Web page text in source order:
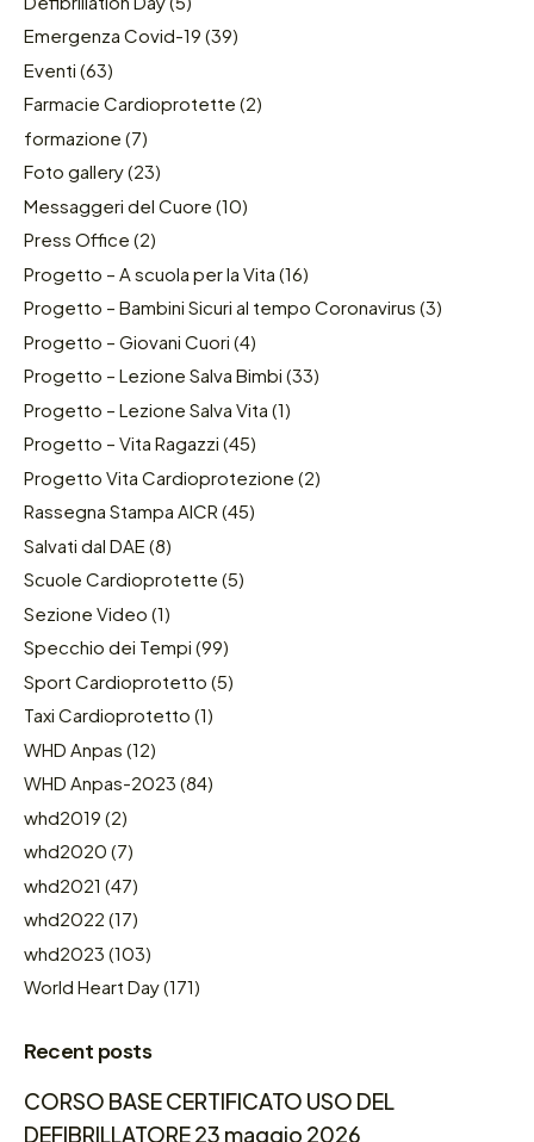
Emergenza Covid-19 (39)
Eventi (63)
Farmacie Cardioprotette (2)
formazione (7)
Foto gallery(23)
Messaggeri del Cuore (10)
Press Office (2)
Progetto – A scuola per la Vita (16)
Progetto – Bambini Sicuri al tempo Coronavirus (3)
Progetto – Giovani Cuori (4)
Progetto – Lezione Salva Bimbi (33)
Progetto – Lezione Salva Vita (1)
Progetto – Vita Ragazzi (45)
Progetto Vita Cardioprotezione (2)
Rassegna Stampa AICR (45)
Salvati dal DAE (8)
Scuole Cardioprotette (5)
Sezione Video (1)
Specchio dei Tempi (99)
Sport Cardioprotetto (5)
Taxi Cardioprotetto (1)
WHD Anpas (12)
WHD Anpas-2023 (84)
whd2019 (2)
whd2020 (7)
whd2021 (47)
whd2022 (17)
whd2023 (103)
World Heart Day(171)
Recent posts
CORSO BASE CERTIFICATO USO DEL
DEFIBRILLATORE 23 maggio 2026